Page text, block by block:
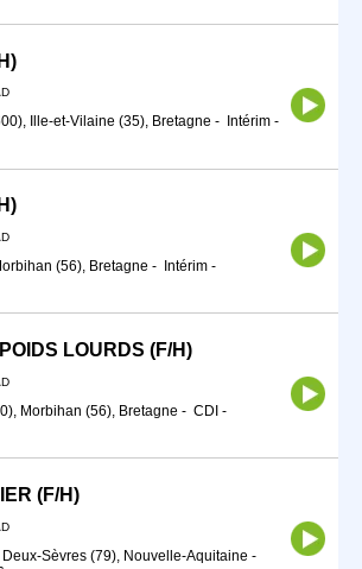
Ille-et-Vilaine (35), Bretagne - Intérim -
(56), Bretagne - Intérim -
LOURDS (F/H)
Morbihan (56), Bretagne - CDI -
(F/H)
Sèvres (79), Nouvelle-Aquitaine -